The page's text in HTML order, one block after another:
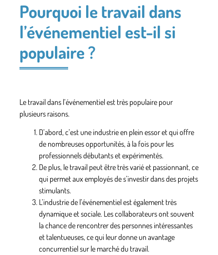
Pourquoi le travail dans
l’événementiel est-il si
populaire ?
Le travail dans l’événementiel est très populaire pour
plusieurs raisons.
D’abord, c’est une industrie en plein essor et qui offre
de nombreuses opportunités, à la fois pour les
professionnels débutants et expérimentés.
De plus, le travail peut être très varié et passionnant, ce
qui permet aux employés de s’investir dans des projets
stimulants.
L’industrie de l’événementiel est également très
dynamique et sociale. Les collaborateurs ont souvent
la chance de rencontrer des personnes intéressantes
et talentueuses, ce qui leur donne un avantage
concurrentiel sur le marché du travail.